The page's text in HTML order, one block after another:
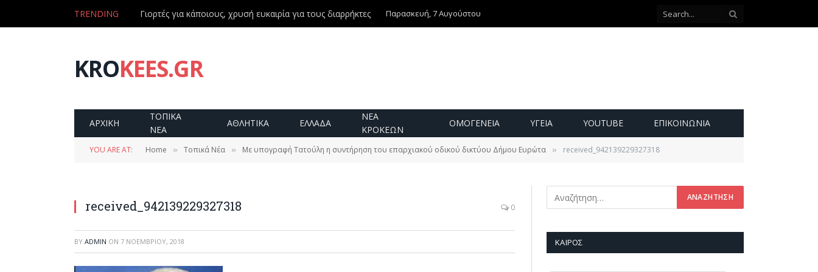
TRENDING Γιορτές για κάποιους, χρυσή ευκαιρία για τους διαρρήκτες Παρασκευή, 7 Αυγούστου
KROKEES.GR
ΑΡΧΙΚΗ
ΤΟΠΙΚΑ
ΝΕΑ
ΑΘΛΗΤΙΚΑ ΕΛΛΑΔΑ
ΝΕΑ
ΚΡΟΚΕΩΝ
ΟΜΟΓΕΝΕΙΑ ΥΓΕΙΑ YOUTUBE ΕΠΙΚΟΙΝΩΝΊΑ
YOU ARE AT: Home » Τοπικά Νέα » Με υπογραφή Τατούλη η συντήρηση του επαρχιακού οδικού δικτύου Δήμου Ευρώτα » received_942139229327318
received_942139229327318 0
BY ADMIN ON 7 ΝΟΕΜΒΡΊΟΥ, 2018 ΚΑΙΡΌΣ